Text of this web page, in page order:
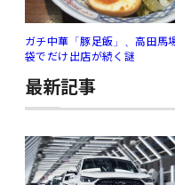
ガチ中華「豚足飯」、高田馬
袋でだけ出店が続く謎
最新記事